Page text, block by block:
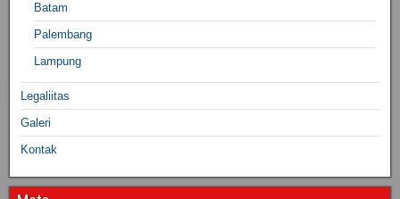
Batam
Palembang
Lampung
Legaliitas
Galeri
Kontak